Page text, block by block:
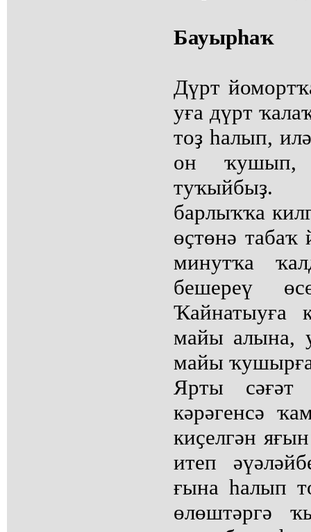
Бауырһаҡ
Дүрт
уға дүрт
тоҙ һалып,
он ҡушып,
туҡыйбыҙ.
барлыҡҡа
өҫтөнә табаҡ
минутҡа
бешереү
Ҡайнатыуға
майы алына,
майы
Ярты сәғәт
кәрәгенсә
киҫелгән
итеп
ғына һалып
өлөштәргә